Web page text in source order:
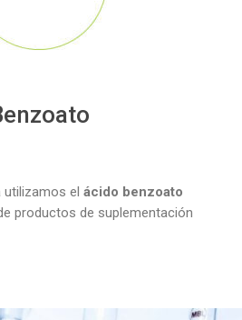
utilizamos el ácido benzoato
productos de suplementación